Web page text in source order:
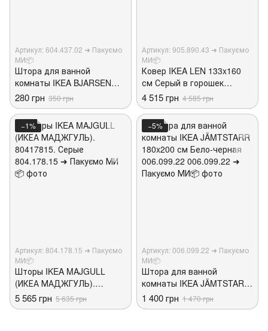
Артикул: 604.437.02 ➜ Пакуємо
МИ📦
Штора для ванной
комнаты IKEA BJARSEN
(ИКЕА БЬЕРСЕН). 60443702.
БЕЛАЯ
280 грн 350 грн
Артикул: 905.890.43 ➜ Пакуємо
МИ📦
Ковер IKEA LEN 133x160
см Серый в горошек
905.890.43
4 515 грн 4 585 грн
−1%
Артикул: 804.178.15 ➜ Пакуємо
МИ📦
Шторы IKEA MAJGULL
(ИКЕА МАДЖГУЛЬ).
80417815. Серые
5 565 грн 5 635 грн
−5%
Артикул: 006.099.22 ➜ Пакуємо
МИ📦
Штора для ванной
комнаты IKEA JÄMTSTARR
180x200 см Бело-черная
006.099.22
1 400 грн 1 470 грн